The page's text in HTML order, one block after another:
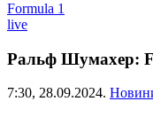
Formula 1
live
Ральф Шумахер:
7:30, 28.09.2024.